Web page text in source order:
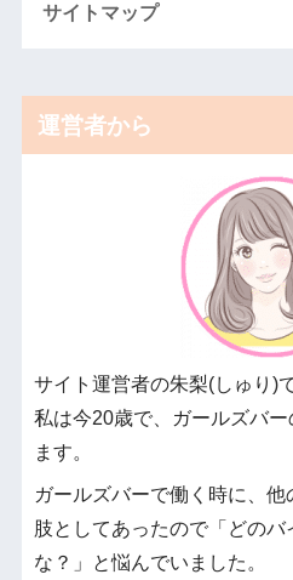
サイトマップ
運営者から
サイト運営者の朱梨(しゅり)
私は今20歳で、ガールズバ
ます。
ガールズバーで働く時に、
肢としてあったので「どの
な？」と悩んでいました。